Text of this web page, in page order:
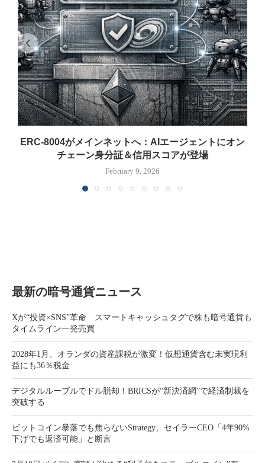
ERC-8004がメインネットへ：AIエージェントにオン
チェーン身分証＆信用スコアが登場
February 9, 2026
最新の暗号通貨ニュース
Xが“投資×SNS”革命 スマートキャッシュタグで株も暗号通貨も
タイムライン一発売買
2028年1月、オランダの資産課税が激変！仮想通貨含む未実現利
益にも36％税金
デジタルルーブルでドル脱却！BRICSが“新決済網”で経済制裁を
突破する
ビットコイン暴落でも焦らないStrategy、セイラーCEO「4年90%
下げでも返済可能」と断言